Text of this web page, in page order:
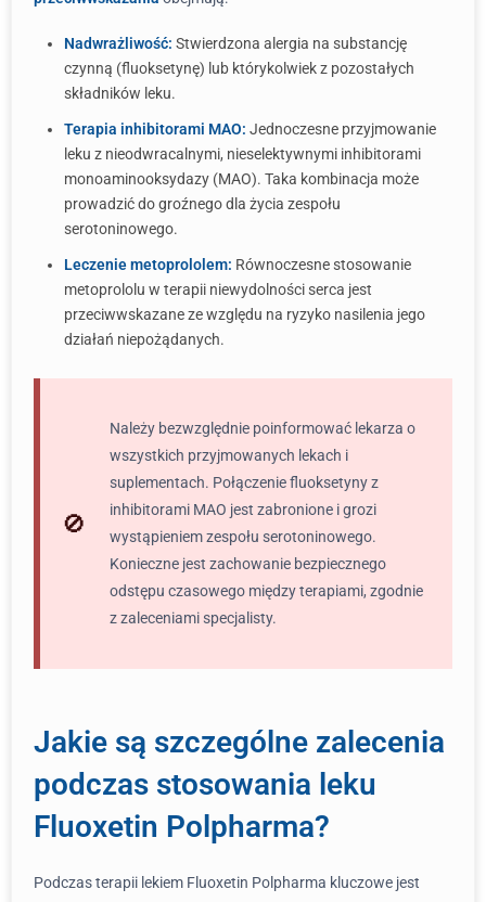
Nadwrażliwość: Stwierdzona alergia na substancję
czynną (fluoksetynę) lub którykolwiek z pozostałych
składników leku.
Terapia inhibitorami MAO: Jednoczesne przyjmowanie
leku z nieodwracalnymi, nieselektywnymi inhibitorami
monoaminooksydazy (MAO). Taka kombinacja może
prowadzić do groźnego dla życia zespołu
serotoninowego.
Leczenie metoprololem: Równoczesne stosowanie
metoprololu w terapii niewydolności serca jest
przeciwwskazane ze względu na ryzyko nasilenia jego
działań niepożądanych.
Należy bezwzględnie poinformować lekarza o
wszystkich przyjmowanych lekach i
suplementach. Połączenie fluoksetyny z
inhibitorami MAO jest zabronione i grozi
wystąpieniem zespołu serotoninowego.
Konieczne jest zachowanie bezpiecznego
odstępu czasowego między terapiami, zgodnie
z zaleceniami specjalisty.
Jakie są szczególne zalecenia
podczas stosowania leku
Fluoxetin Polpharma?
Podczas terapii lekiem Fluoxetin Polpharma kluczowe jest